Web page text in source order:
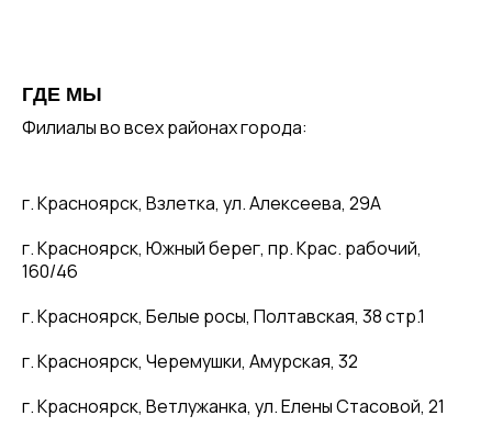
ГДЕ МЫ
Филиалы во всех районах города:
г. Красноярск, Взлетка, ул. Алексеева, 29А
г. Красноярск, Южный берег, пр. Крас. рабочий,
160/46
г. Красноярск, Белые росы, Полтавская, 38 стр.1
г. Красноярск, Черемушки, Амурская, 32
г. Красноярск, Ветлужанка, ул. Елены Стасовой, 21